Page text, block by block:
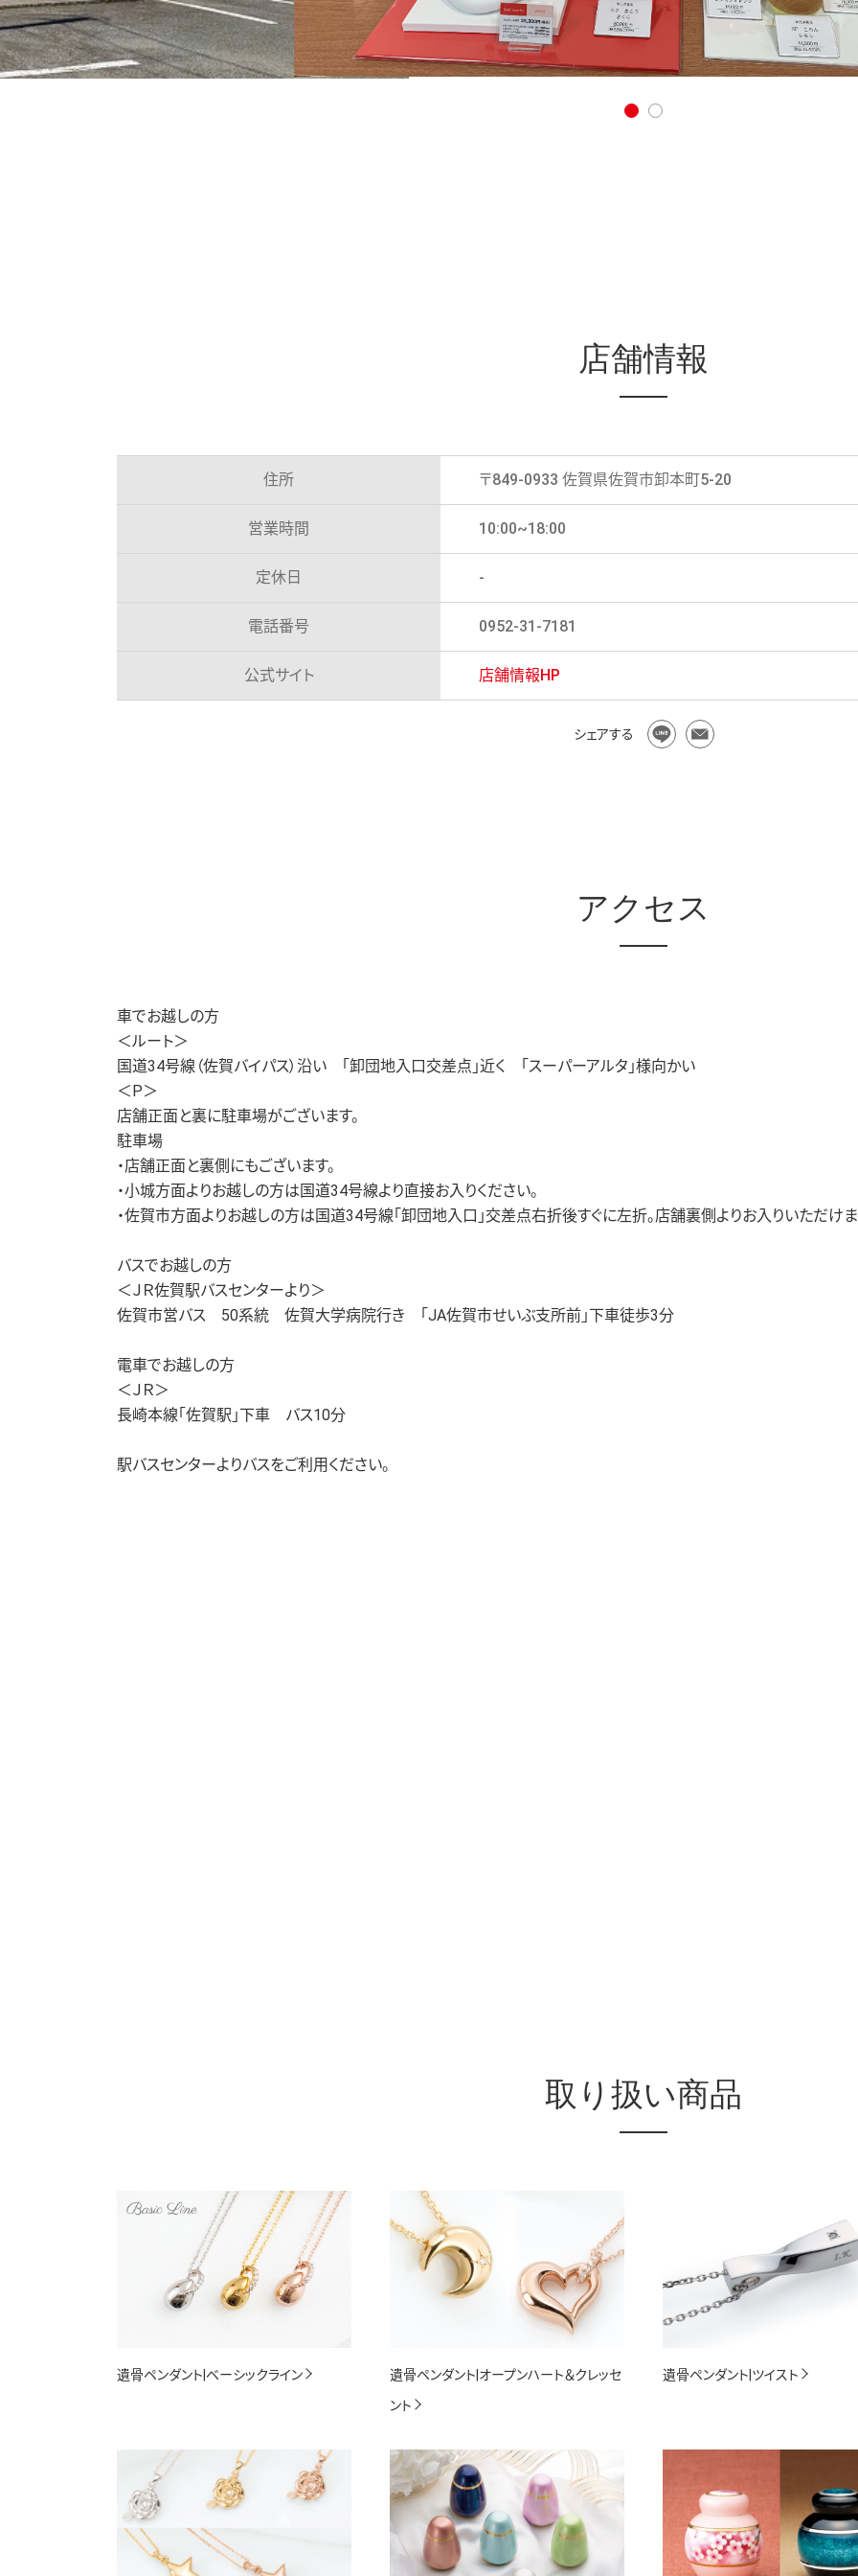
1
店舗情報
住所 〒849-0933 佐賀県佐賀市卸本町5-20
営業時間 10:00~18:00
定休日 -
電話番号 0952-31-7181
公式サイト 店舗情報HP
シェアする
アクセス
車でお越しの方
＜ルート＞
国道34号線（佐賀バイパス）沿い 「卸団地入口交差点」近く 「スーパーアルタ」様向かい
＜P＞
店舗正面と裏に駐車場がございます。
駐車場
・店舗正面と裏側にもございます。
・小城方面よりお越しの方は国道34号線より直接お入りください。
・佐賀市方面よりお越しの方は国道34号線「卸団地入口」交差点右折後すぐに左折。店舗裏側よりお入りいただけま
バスでお越しの方
＜ＪＲ佐賀駅バスセンターより＞
佐賀市営バス 50系統 佐賀大学病院行き 「JA佐賀市せいぶ支所前」下車徒歩3分
電車でお越しの方
＜ＪＲ＞
長崎本線「佐賀駅」下車 バス10分
駅バスセンターよりバスをご利用ください。
取り扱い商品
遺骨ペンダント|ベーシックライン
遺骨ペンダント|オープンハート＆クレッセ
ント
遺骨ペンダント|ツイスト